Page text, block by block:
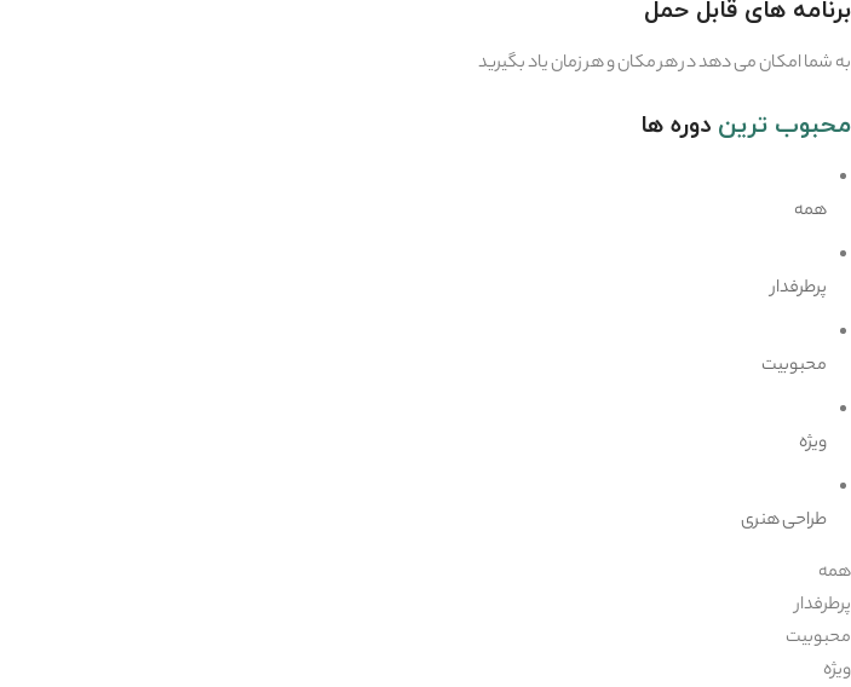
برنامه های قابل حمل
به شما امکان می دهد در هر مکان و هر زمان یاد بگیرید
محبوب ترین دوره ها
همه
پرطرفدار
محبوبیت
ویژه
طراحی هنری
همه
پرطرفدار
محبوبیت
ویژه